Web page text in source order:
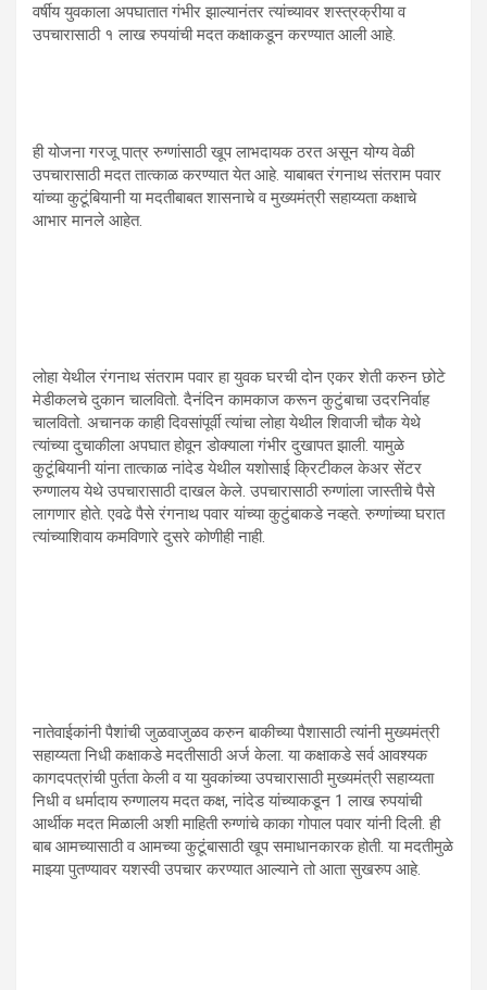
वर्षीय युवकाला अपघातात गंभीर झाल्यानंतर त्यांच्यावर शस्त्रक्रीया व
उपचारासाठी १ लाख रुपयांची मदत कक्षाकडून करण्यात आली आहे.
ही योजना गरजू पात्र रुग्णांसाठी खूप लाभदायक ठरत असून योग्य वेळी
उपचारासाठी मदत तात्काळ करण्यात येत आहे. याबाबत रंगनाथ संतराम पवार
यांच्या कुटूंबियानी या मदतीबाबत शासनाचे व मुख्यमंत्री सहाय्यता कक्षाचे
आभार मानले आहेत.
लोहा येथील रंगनाथ संतराम पवार हा युवक घरची दोन एकर शेती करुन छोटे
मेडीकलचे दुकान चालवितो. दैनंदिन कामकाज करून कुटुंबाचा उदरनिर्वाह
चालवितो. अचानक काही दिवसांपूर्वी त्यांचा लोहा येथील शिवाजी चौक येथे
त्यांच्या दुचाकीला अपघात होवून डोक्याला गंभीर दुखापत झाली. यामुळे
कुटूंबियानी यांना तात्काळ नांदेड येथील यशोसाई क्रिटीकल केअर सेंटर
रुग्णालय येथे उपचारासाठी दाखल केले. उपचारासाठी रुग्णांला जास्तीचे पैसे
लागणार होते. एवढे पैसे रंगनाथ पवार यांच्या कुटुंबाकडे नव्हते. रुग्णांच्या घरात
त्यांच्याशिवाय कमविणारे दुसरे कोणीही नाही.
नातेवाईकांनी पैशांची जुळवाजुळव करुन बाकीच्या पैशासाठी त्यांनी मुख्यमंत्री
सहाय्यता निधी कक्षाकडे मदतीसाठी अर्ज केला. या कक्षाकडे सर्व आवश्यक
कागदपत्रांची पुर्तता केली व या युवकांच्या उपचारासाठी मुख्यमंत्री सहाय्यता
निधी व धर्मादाय रुग्णालय मदत कक्ष, नांदेड यांच्याकडून 1 लाख रुपयांची
आर्थीक मदत मिळाली अशी माहिती रुग्णांचे काका गोपाल पवार यांनी दिली. ही
बाब आमच्यासाठी व आमच्या कुटूंबासाठी खूप समाधानकारक होती. या मदतीमुळे
माझ्या पुतण्यावर यशस्वी उपचार करण्यात आल्याने तो आता सुखरुप आहे.